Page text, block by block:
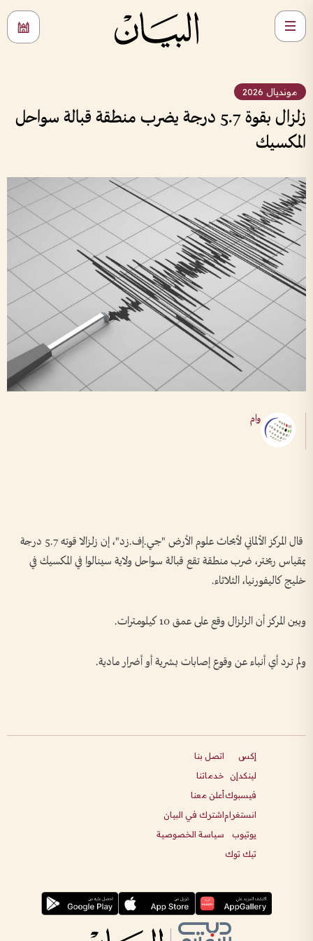
مونديال 2026
زلزال بقوة 5.7 درجة يضرب منطقة قبالة سواحل
المكسيك
وام
قال المركز الألماني ​لأبحاث علوم الأرض "جي.إف.زد"، إن زلزالا ‌قوته ⁠5.7 ‌درجة
بمقياس ريختر، ضرب منطقة ⁠تقع قبالة سواحل ⁠ولاية ⁠سينالوا في المكسيك ⁠في ​
خليج ⁠كاليفورنيا، الثلاثاء.
وبين المركز ​أن ‌الزلزال ​وقع ​على عمق ⁠10 كيلومترات.
ولم ترد أي أنباء عن وقوع إصابات بشرية أو أضرار مادية.
إكس
لينكدإن
فيسبوك
انستغرام
يوتيوب
تيك توك
اتصل بنا
خدماتنا
أعلن معنا
اشترك في البيان
سياسة الخصوصية